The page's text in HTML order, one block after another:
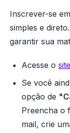
Inscrever-se
simples e
garantir sua
Acesse o
Se você
opção de
Preencha o
mail, crie